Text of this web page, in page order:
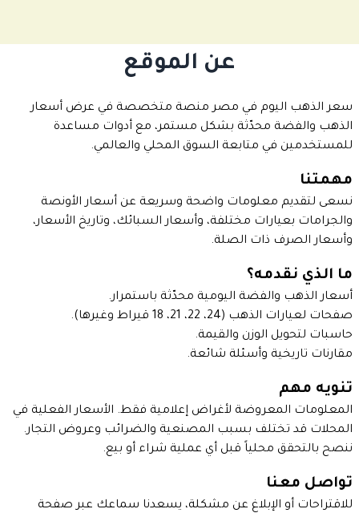
عن الموقع
سعر الذهب اليوم في مصر منصة متخصصة في عرض أسعار
الذهب والفضة محدّثة بشكل مستمر، مع أدوات مساعدة
للمستخدمين في متابعة السوق المحلي والعالمي.
مهمتنا
نسعى لتقديم معلومات واضحة وسريعة عن أسعار الأونصة
والجرامات بعيارات مختلفة، وأسعار السبائك، وتاريخ الأسعار،
وأسعار الصرف ذات الصلة.
ما الذي نقدمه؟
أسعار الذهب والفضة اليومية محدّثة باستمرار.
صفحات لعيارات الذهب (24، 22، 21، 18 قيراط وغيرها).
حاسبات لتحويل الوزن والقيمة.
مقارنات تاريخية وأسئلة شائعة.
تنويه مهم
المعلومات المعروضة لأغراض إعلامية فقط. الأسعار الفعلية في
المحلات قد تختلف بسبب المصنعية والضرائب وعروض التجار.
ننصح بالتحقق محلياً قبل أي عملية شراء أو بيع.
تواصل معنا
للاقتراحات أو الإبلاغ عن مشكلة، يسعدنا سماعك عبر صفحة